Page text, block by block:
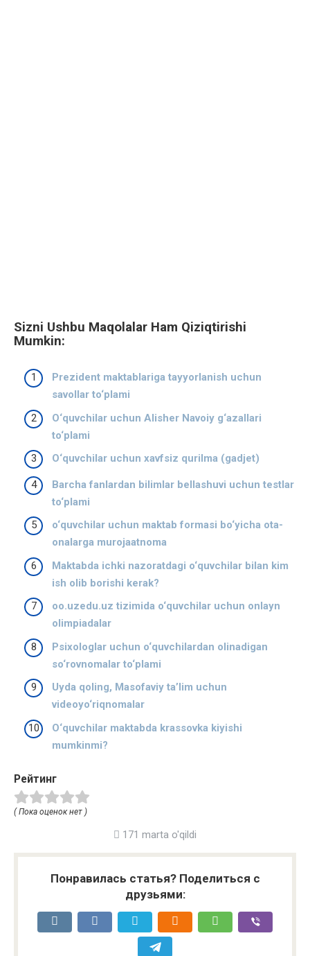
Sizni Ushbu Maqolalar Ham Qiziqtirishi
Mumkin:
Prezident maktablariga tayyorlanish uchun
savollar to‘plami
O‘quvchilar uchun Alisher Navoiy g‘azallari
to‘plami
O‘quvchilar uchun xavfsiz qurilma (gadjet)
Barcha fanlardan bilimlar bellashuvi uchun testlar
to‘plami
o‘quvchilar uchun maktab formasi bo‘yicha ota-
onalarga murojaatnoma
Maktabda ichki nazoratdagi o‘quvchilar bilan kim
ish olib borishi kerak?
oo.uzedu.uz tizimida o‘quvchilar uchun onlayn
olimpiadalar
Psixologlar uchun o‘quvchilardan olinadigan
so‘rovnomalar to‘plami
Uyda qoling, Masofaviy ta’lim uchun
videoyo‘riqnomalar
O‘quvchilar maktabda krassovka kiyishi
mumkinmi?
Рейтинг
( Пока оценок нет )
171 marta o'qildi
Понравилась статья? Поделиться с
друзьями: